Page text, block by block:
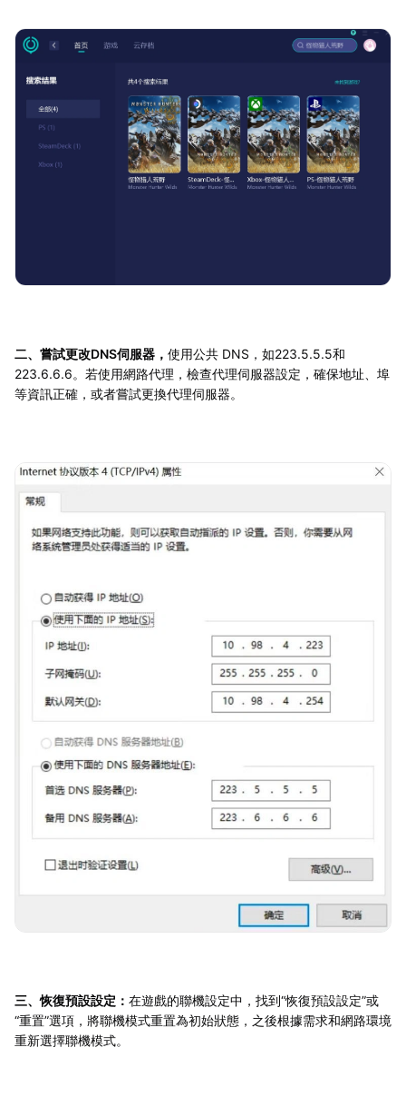
二、嘗試更改DNS伺服器， 使用公共 DNS，如223.5.5.5和
223.6.6.6。若使用網路代理，檢查代理伺服器設定，確保地址、埠
等資訊正確，或者嘗試更換代理伺服器。
三、恢復預設設定： 在遊戲的聯機設定中，找到“恢復預設設定”或
“重置”選項，將聯機模式重置為初始狀態，之後根據需求和網路環境
重新選擇聯機模式。